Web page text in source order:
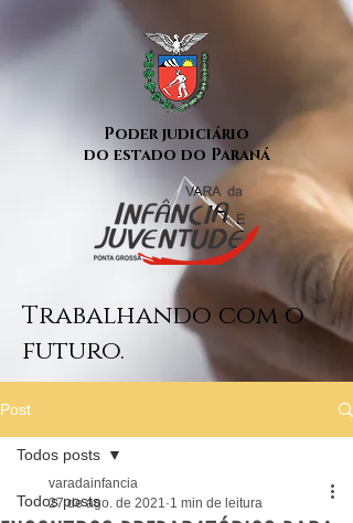
Poder judiciário
do estado do Paraná
Trabalhando com o
futuro.
Post
Todos posts
Todos posts
varadainfancia
27 de ago. de 2021 1 min de leitura